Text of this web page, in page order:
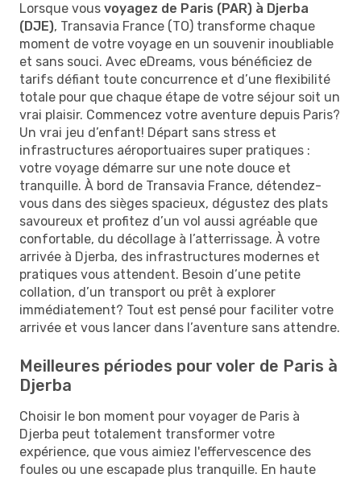
Lorsque vous voyagez de Paris (PAR) à Djerba
(DJE), Transavia France (TO) transforme chaque
moment de votre voyage en un souvenir inoubliable
et sans souci. Avec eDreams, vous bénéficiez de
tarifs défiant toute concurrence et d’une flexibilité
totale pour que chaque étape de votre séjour soit un
vrai plaisir. Commencez votre aventure depuis Paris?
Un vrai jeu d’enfant! Départ sans stress et
infrastructures aéroportuaires super pratiques :
votre voyage démarre sur une note douce et
tranquille. À bord de Transavia France, détendez-
vous dans des sièges spacieux, dégustez des plats
savoureux et profitez d’un vol aussi agréable que
confortable, du décollage à l’atterrissage. À votre
arrivée à Djerba, des infrastructures modernes et
pratiques vous attendent. Besoin d’une petite
collation, d’un transport ou prêt à explorer
immédiatement? Tout est pensé pour faciliter votre
arrivée et vous lancer dans l’aventure sans attendre.
Meilleures périodes pour voler de Paris à
Djerba
Choisir le bon moment pour voyager de Paris à
Djerba peut totalement transformer votre
expérience, que vous aimiez l'effervescence des
foules ou une escapade plus tranquille. En haute